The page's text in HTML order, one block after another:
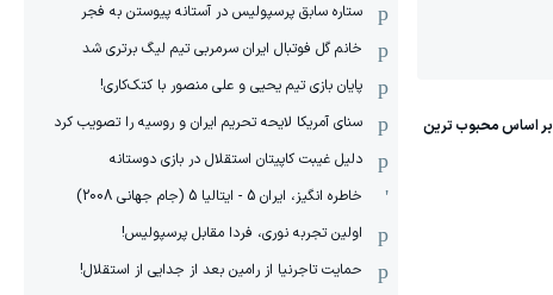
ستاره سابق پرسپولیس در آستانه پیوستن به فجر
خانم گل فوتبال ایران سرمربی تیم لیگ برتری شد
پایان بازی تیم یحیی و علی منصور با کتک‌کاری!
سنای آمریکا لایحه تحریم ایران و روسیه را تصویب کرد
دلیل غیبت کاپیتان استقلال در بازی دوستانه
خاطره انگیز، ایران 5 - ایتالیا 5 (جام جهانی 2008)
اولین تجربه نوری، فردا مقابل پرسپولیس!
حمایت تاجرنیا از رامین بعد از جدایی از استقلال!